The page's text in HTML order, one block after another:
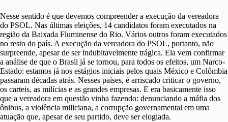
Nesse sentido é que devemos compreender a execução da vereadora
do PSOL. Nas últimas eleições, 14 candidatos foram executados na
região da Baixada Fluminense do Rio. Vários outros foram executados
no resto do país. A execução da vereadora do PSOL, portanto, não
surpreende, apesar de ser indubitavelmente trágica. Ela vem confirmar
a análise de que o Brasil já se tornou, para todos os efeitos, um Narco-
Estado: estamos já nos estágios iniciais pelos quais México e Colômbia
passaram décadas atrás. Nesses países, é arriscado criticar o governo,
os carteis, as milícias e as grandes empresas. E era basicamente isso
que a vereadora em questão vinha fazendo: denunciando a máfia dos
ônibus, a violência miliciana, a corrupção governamental em uma
atuação que, apesar de seu partido, deve ser elogiada.